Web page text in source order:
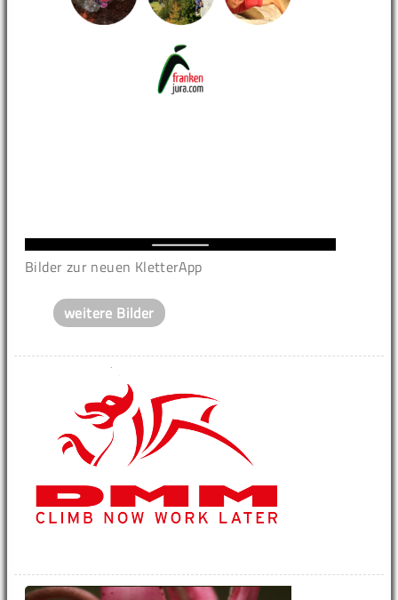
Bilder zur neuen KletterApp
weitere Bilder